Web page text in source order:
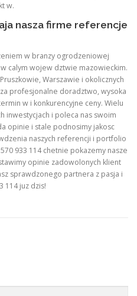
w.
nasza firme referencje
w branzy ogrodzeniowej
calym wojew dztwie mazowieckim.
Warszawie i okolicznych
profesjonalne doradztwo, wysoka
w i konkurencyjne ceny. Wielu
inwestycjach i poleca nas swoim
opinie i stale podnosimy jakosc
naszych referencji i portfolio
933 114 chetnie pokazemy nasze
opinie zadowolonych klient
sprawdzonego partnera z pasja i
114 juz dzis!